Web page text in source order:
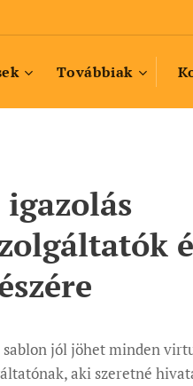
Továbbiak
sablon jól jöhet minden
aki szeretné